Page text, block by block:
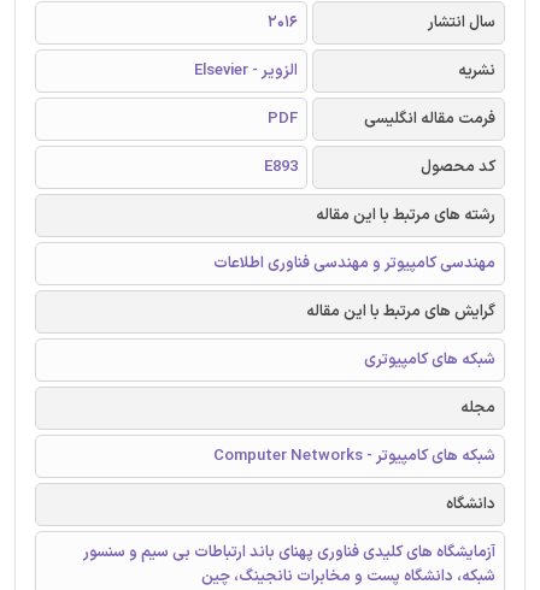
سال انتشار
2016
نشریه
الزویر - Elsevier
فرمت مقاله انگلیسی
PDF
کد محصول
E893
رشته های مرتبط با این مقاله
مهندسی کامپیوتر و مهندسی فناوری اطلاعات
گرایش های مرتبط با این مقاله
شبکه های کامپیوتری
مجله
شبکه های کامپیوتر - Computer Networks
دانشگاه
آزمایشگاه های کلیدی فناوری پهنای باند ارتباطات بی سیم و سنسور
شبکه، دانشگاه پست و مخابرات نانجینگ، چین